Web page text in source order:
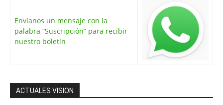
Envíanos un mensaje con la
palabra “Suscripción” para recibir
nuestro boletín
ACTUALES VISION